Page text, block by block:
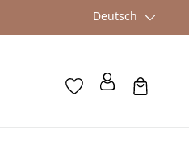
Deutsch